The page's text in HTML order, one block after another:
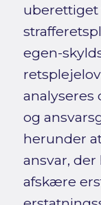
uberettiget
egen-
analyseres
og
herunder
ansvar,
afskære